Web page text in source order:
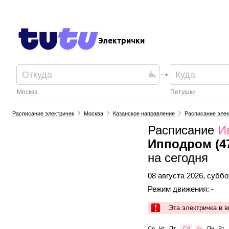
Электрички
Москва Петушки
Расписание электричек Москва Казанское направление Расписание
Расписание
Ипподром
на сегодня
08 августа 2026,
Режим движения: -
Эта электричка в